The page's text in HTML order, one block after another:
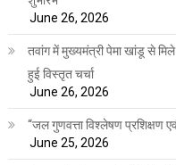
June 26, 2026
तवांग में मुख्यमंत्री पेमा खांडू से
हुई विस्तृत चर्चा
June 26, 2026
“जल गुणवत्ता विश्लेषण प्रशिक्षण
June 25, 2026